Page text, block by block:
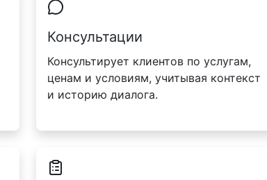
Консультации
Консультирует клиентов по услугам,
ценам и условиям, учитывая контекст
и историю диалога.